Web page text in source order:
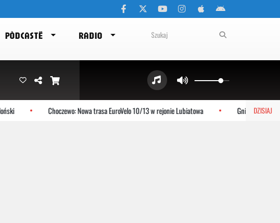
PÒDCASTË RADIO
DZISIAJ
Choczewo: Nowa trasa EuroVelo 10/13 w rejonie Lubiatowa Gniewino: